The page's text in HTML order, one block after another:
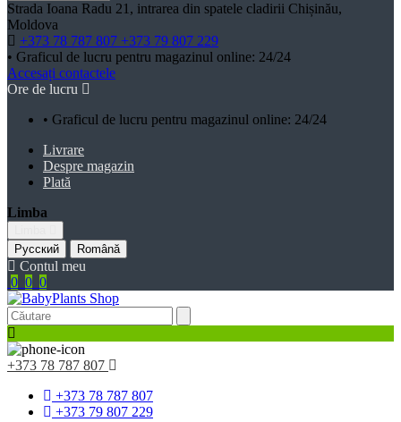
Strada Ioana Radu 21, intrarea din spatele cladirii Chișinău,
Moldova
+373 78 787 807 +373 79 807 229
• Graficul de lucru pentru magazinul online: 24/24
Accesați contactele
Ore de lucru
• Graficul de lucru pentru magazinul online: 24/24
Livrare
Despre magazin
Plată
Limba
Русский
Română
Contul meu
0 0 0
+373 78 787 807
+373 78 787 807
+373 79 807 229